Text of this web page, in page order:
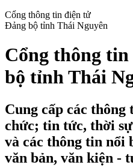
Cổng thông tin điện tử
Đảng bộ tỉnh Thái Nguyên
Cổng thông
bộ tỉnh Thái
Cung cấp các thông
chức; tin tức, thời
và các thông tin nổi
văn bản, văn kiện -